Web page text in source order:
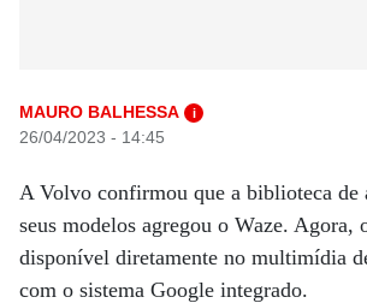
MAURO BALHESSA i
26/04/2023 - 14:45
A Volvo confirmou que a biblioteca de
seus modelos agregou o Waze. Agora,
disponível diretamente no multimídia
com o sistema Google integrado.